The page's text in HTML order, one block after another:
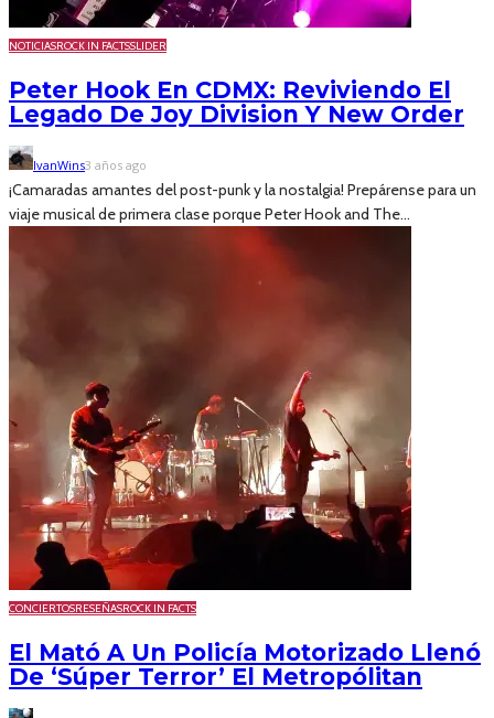
NOTICIASROCK IN FACTSSLIDER
Peter Hook En CDMX: Reviviendo El
Legado De Joy Division Y New Order
IvanWins3 años ago
¡Camaradas amantes del post-punk y la nostalgia! Prepárense para un
viaje musical de primera clase porque Peter Hook and The...
CONCIERTOSRESEÑASROCK IN FACTS
El Mató A Un Policía Motorizado Llenó
De ‘Súper Terror’ El Metropólitan